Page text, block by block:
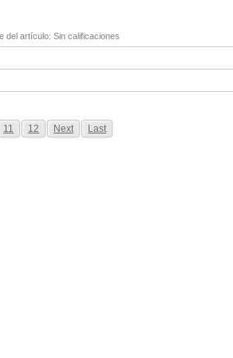
del artículo: Sin calificaciones
11 12 Next Last